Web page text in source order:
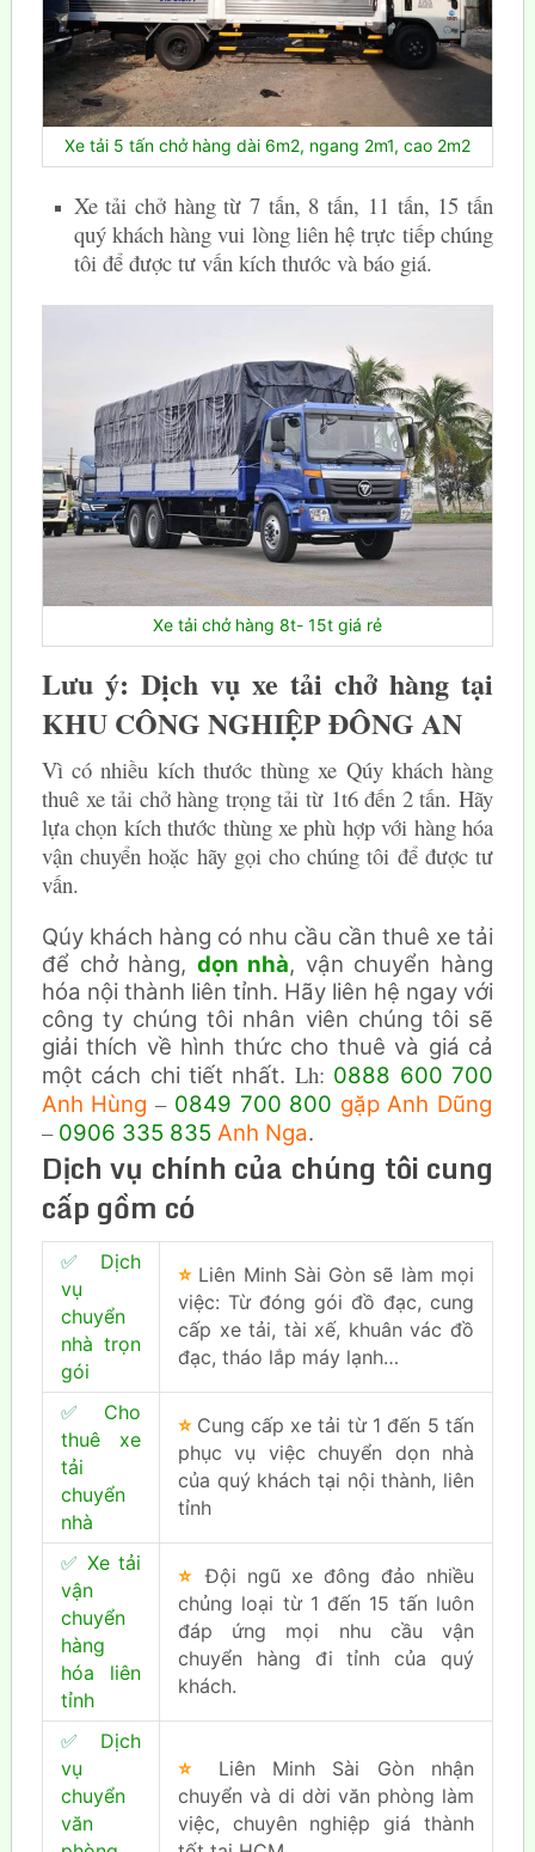
Xe tải 5 tấn chở hàng dài 6m2, ngang 2m1, cao 2m2
Xe tải chở hàng từ 7 tấn, 8 tấn, 11 tấn, 15 tấn
quý khách hàng vui lòng liên hệ trực tiếp chúng
tôi để được tư vấn kích thước và báo giá.
Xe tải chở hàng 8t- 15t giá rẻ
Lưu ý: Dịch vụ xe tải chở hàng tại
KHU CÔNG NGHIỆP ĐÔNG AN
Vì có nhiều kích thước thùng xe Qúy khách hàng
thuê xe tải chở hàng trọng tải từ 1t6 đến 2 tấn. Hãy
lựa chọn kích thước thùng xe phù hợp với hàng hóa
vận chuyển hoặc hãy gọi cho chúng tôi để được tư
vấn.
Qúy khách hàng có nhu cầu cần thuê xe tải
để chở hàng, dọn nhà, vận chuyển hàng
hóa nội thành liên tỉnh. Hãy liên hệ ngay với
công ty chúng tôi nhân viên chúng tôi sẽ
giải thích về hình thức cho thuê và giá cả
một cách chi tiết nhất. Lh: 0888 600 700
Anh Hùng – 0849 700 800 gặp Anh Dũng
– 0906 335 835 Anh Nga.
Dịch vụ chính của chúng tôi cung
cấp gồm có
✅ Dịch
vụ
chuyển
nhà trọn
gói
⭐ Liên Minh Sài Gòn sẽ làm mọi
việc: Từ đóng gói đồ đạc, cung
cấp xe tải, tài xế, khuân vác đồ
đạc, tháo lắp máy lạnh…
✅
Cho
thuê xe
tải
chuyển
nhà
⭐ Cung cấp xe tải từ 1 đến 5 tấn
phục vụ việc chuyển dọn nhà
của quý khách tại nội thành, liên
tỉnh
✅ Xe tải
vận
chuyển
hàng
hóa liên
tỉnh
⭐Đội ngũ xe đông đảo nhiều
chủng loại từ 1 đến 15 tấn luôn
đáp ứng mọi nhu cầu vận
chuyển hàng đi tỉnh của quý
khách.
✅
Dịch
vụ
chuyển
văn
⭐ Liên Minh Sài Gòn nhận
chuyển và di dời văn phòng làm
việc, chuyên nghiệp giá thành